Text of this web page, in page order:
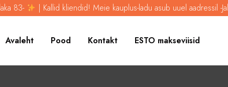
| Kallid kliendid! Meie kauplus-ladu asub uuel aadressil -Jalaka 83-
Avaleht Pood Kontakt ESTO makseviisid